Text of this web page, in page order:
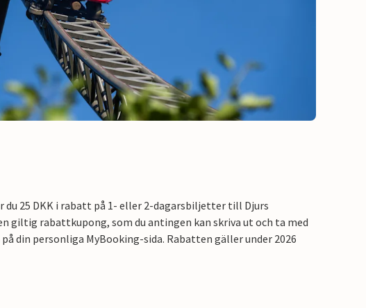
25 DKK i rabatt på 1- eller 2-dagarsbiljetter till Djurs
giltig rabattkupong, som du antingen kan skriva ut och ta med
din personliga MyBooking-sida. Rabatten gäller under 2026